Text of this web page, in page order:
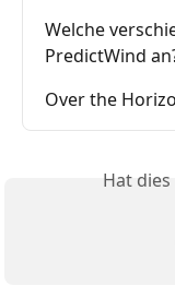
Welche
PredictWind
Over the
Hat